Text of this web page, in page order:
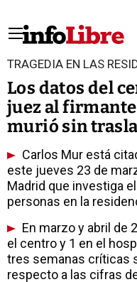
TRAGEDIA EN LAS
Los datos del
juez al
murió sin
Carlos Mur está
este jueves 23 de
Madrid que investiga
personas en la
En marzo y abril de
el centro y 1 en el
tres semanas críticas
respecto a las cifras